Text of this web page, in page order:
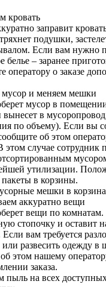
кровать
заправит
подушки,
Если вам нужно
белье – заранее
оператору о заказе
и меняем мешки
мусор в
в
по объему). Если вы
об этом
этом случае сотрудник
утилизации.
в корзины.
мешки в
аккуратно вещи
вещи по
стопочку и оставит
Если вам требуется
развесить одежду в
этом нашему
заказа.
пыль на всех